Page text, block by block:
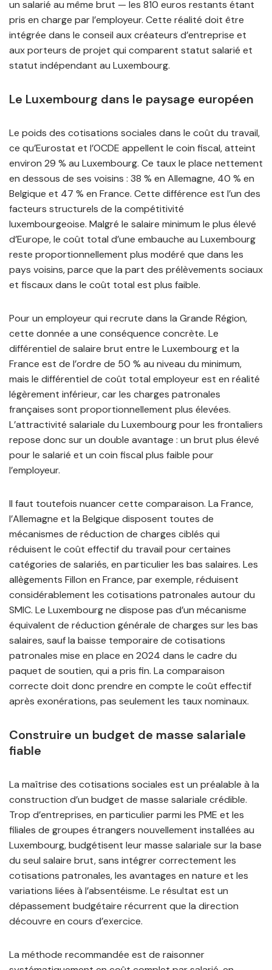
un salarié au même brut — les 810 euros restants étant
pris en charge par l’employeur. Cette réalité doit être
intégrée dans le conseil aux créateurs d’entreprise et
aux porteurs de projet qui comparent statut salarié et
statut indépendant au Luxembourg.
Le Luxembourg dans le paysage européen
Le poids des cotisations sociales dans le coût du travail,
ce qu’Eurostat et l’OCDE appellent le coin fiscal, atteint
environ 29 % au Luxembourg. Ce taux le place nettement
en dessous de ses voisins : 38 % en Allemagne, 40 % en
Belgique et 47 % en France. Cette différence est l’un des
facteurs structurels de la compétitivité
luxembourgeoise. Malgré le salaire minimum le plus élevé
d’Europe, le coût total d’une embauche au Luxembourg
reste proportionnellement plus modéré que dans les
pays voisins, parce que la part des prélèvements sociaux
et fiscaux dans le coût total est plus faible.
Pour un employeur qui recrute dans la Grande Région,
cette donnée a une conséquence concrète. Le
différentiel de salaire brut entre le Luxembourg et la
France est de l’ordre de 50 % au niveau du minimum,
mais le différentiel de coût total employeur est en réalité
légèrement inférieur, car les charges patronales
françaises sont proportionnellement plus élevées.
L’attractivité salariale du Luxembourg pour les frontaliers
repose donc sur un double avantage : un brut plus élevé
pour le salarié et un coin fiscal plus faible pour
l’employeur.
Il faut toutefois nuancer cette comparaison. La France,
l’Allemagne et la Belgique disposent toutes de
mécanismes de réduction de charges ciblés qui
réduisent le coût effectif du travail pour certaines
catégories de salariés, en particulier les bas salaires. Les
allègements Fillon en France, par exemple, réduisent
considérablement les cotisations patronales autour du
SMIC. Le Luxembourg ne dispose pas d’un mécanisme
équivalent de réduction générale de charges sur les bas
salaires, sauf la baisse temporaire de cotisations
patronales mise en place en 2024 dans le cadre du
paquet de soutien, qui a pris fin. La comparaison
correcte doit donc prendre en compte le coût effectif
après exonérations, pas seulement les taux nominaux.
Construire un budget de masse salariale
fiable
La maîtrise des cotisations sociales est un préalable à la
construction d’un budget de masse salariale crédible.
Trop d’entreprises, en particulier parmi les PME et les
filiales de groupes étrangers nouvellement installées au
Luxembourg, budgétisent leur masse salariale sur la base
du seul salaire brut, sans intégrer correctement les
cotisations patronales, les avantages en nature et les
variations liées à l’absentéisme. Le résultat est un
dépassement budgétaire récurrent que la direction
découvre en cours d’exercice.
La méthode recommandée est de raisonner